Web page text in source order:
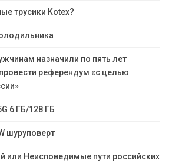
трусики Kotex?
назначили по пять лет
референдум «с целью
6 ГБ/128 ГБ
шуруповерт
или Неисповедимые пути российских